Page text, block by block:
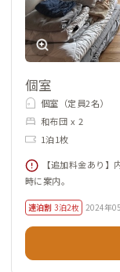
個室
個室（定員2名）
和布団 x 2
1泊1枚
【追加料金あり
時に案内。
連泊割 3泊2枚 2024年